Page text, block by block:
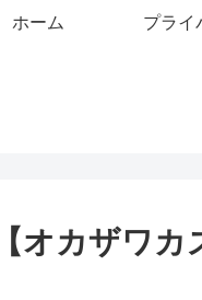
ホーム プライ
オカザワ